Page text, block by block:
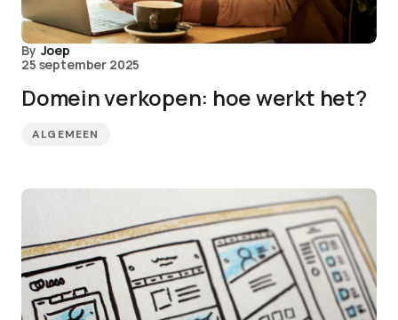
By Joep
25 september 2025
Domein verkopen: hoe werkt het?
ALGEMEEN